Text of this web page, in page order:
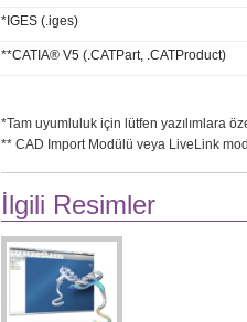
*IGES (.iges)
**CATIA® V5 (.CATPart, .CATProduct)
*Tam uyumluluk için lütfen yazılımlara
** CAD Import Modülü veya LiveLink
İlgili Resimler